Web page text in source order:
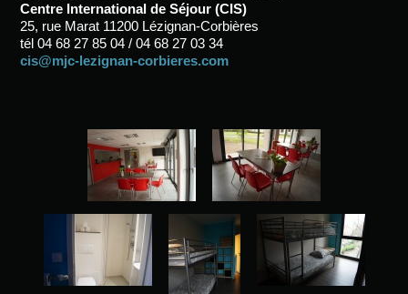
Centre International de Séjour (CIS)
25, rue Marat 11200 Lézignan-Corbières
tél 04 68 27 85 04 / 04 68 27 03 34
cis@mjc-lezignan-corbieres.com